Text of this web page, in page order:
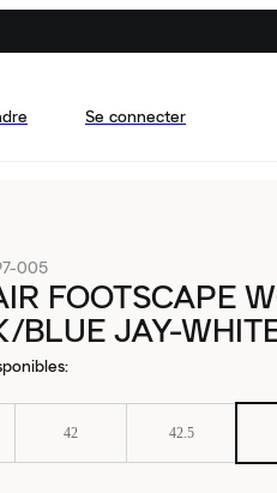
Se connecter
005
FOOTSCAPE
BLUE JAY-
:
42 42.5